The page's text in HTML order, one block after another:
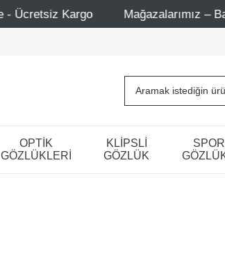
Mağazalarımız – Bağdat Caddesi 1 -
OPTİK
GÖZLÜKLERİ
KLİPSLİ
GÖZLÜK